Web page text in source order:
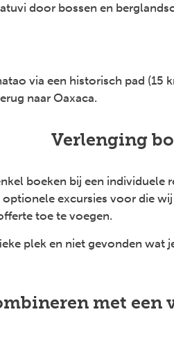
door bossen en
via een historisch pad (15
naar Oaxaca.
Verlenging
boeken bij een individuele
excursies voor die
toe te voegen.
plek en niet gevonden wat
met een